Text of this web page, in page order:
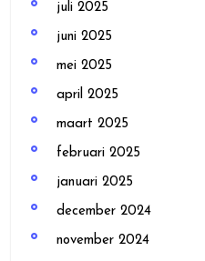
juli 2025
juni 2025
mei 2025
april 2025
maart 2025
februari 2025
januari 2025
december 2024
november 2024